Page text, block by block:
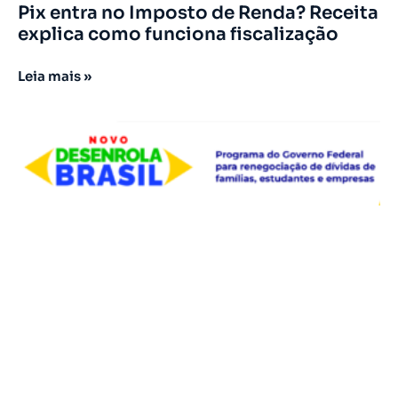
Pix entra no Imposto de Renda? Receita
explica como funciona fiscalização
Leia mais »